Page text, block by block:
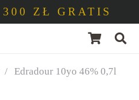
300 ZŁ GRATIS
/ Edradour 10yo 46% 0,7l